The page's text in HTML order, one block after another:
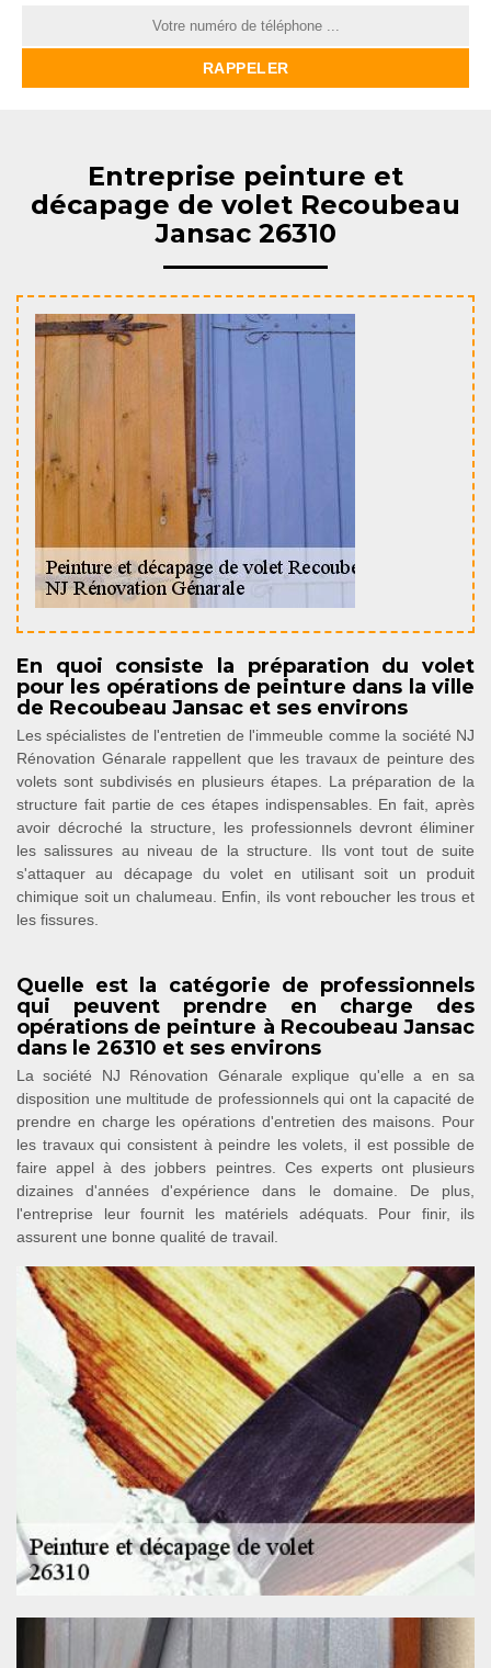
Entreprise peinture et
décapage de volet Recoubeau
Jansac 26310
En quoi consiste la préparation du volet
pour les opérations de peinture dans la ville
de Recoubeau Jansac et ses environs
Les spécialistes de l'entretien de l'immeuble comme la société NJ
Rénovation Génarale rappellent que les travaux de peinture des
volets sont subdivisés en plusieurs étapes. La préparation de la
structure fait partie de ces étapes indispensables. En fait, après
avoir décroché la structure, les professionnels devront éliminer
les salissures au niveau de la structure. Ils vont tout de suite
s'attaquer au décapage du volet en utilisant soit un produit
chimique soit un chalumeau. Enfin, ils vont reboucher les trous et
les fissures.
Quelle est la catégorie de professionnels
qui peuvent prendre en charge des
opérations de peinture à Recoubeau Jansac
dans le 26310 et ses environs
La société NJ Rénovation Génarale explique qu'elle a en sa
disposition une multitude de professionnels qui ont la capacité de
prendre en charge les opérations d'entretien des maisons. Pour
les travaux qui consistent à peindre les volets, il est possible de
faire appel à des jobbers peintres. Ces experts ont plusieurs
dizaines d'années d'expérience dans le domaine. De plus,
l'entreprise leur fournit les matériels adéquats. Pour finir, ils
assurent une bonne qualité de travail.